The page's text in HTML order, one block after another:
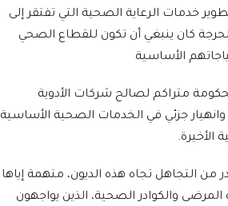
خدمات الرعاية الصحية التي تفتقر إلى
الحرجة كان ينبغي أن تكون للقطاع الصحي
الأساسية
متراكم لصالح شركات الأدوية
جزئي في الخدمات الصحية الأساسية
الأخيرة.
التجاهل تجاه هذه الديون، متهمة إياها
المرضى والكوادر الصحية، الذين يواجهون